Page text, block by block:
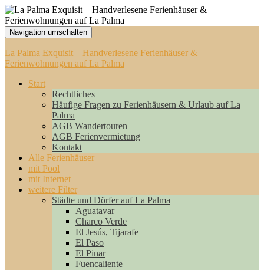
Navigation umschalten
La Palma Exquisit – Handverlesene Ferienhäuser &
Ferienwohnungen auf La Palma
Start
Rechtliches
Häufige Fragen zu Ferienhäusern & Urlaub auf La
Palma
AGB Wandertouren
AGB Ferienvermietung
Kontakt
Alle Ferienhäuser
mit Pool
mit Internet
weitere Filter
Städte und Dörfer auf La Palma
Aguatavar
Charco Verde
El Jesús, Tijarafe
El Paso
El Pinar
Fuencaliente